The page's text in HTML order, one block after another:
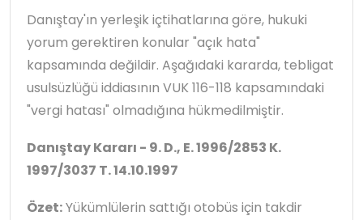
Danıştay'ın yerleşik içtihatlarına göre, hukuki
yorum gerektiren konular "açık hata"
kapsamında değildir. Aşağıdaki kararda, tebligat
usulsüzlüğü iddiasının VUK 116-118 kapsamındaki
"vergi hatası" olmadığına hükmedilmiştir.
Danıştay Kararı - 9. D., E. 1996/2853 K.
1997/3037 T. 14.10.1997
Özet:Yükümlülerin sattığı otobüs için takdir